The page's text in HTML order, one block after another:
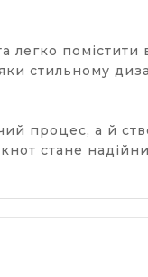
стильному
процес, а й
стане